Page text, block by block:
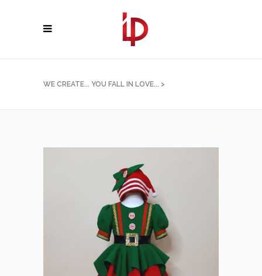
WE CREATE... YOU FALL IN LOVE... >